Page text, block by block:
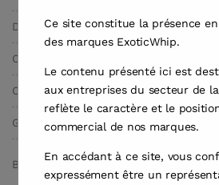
Dimensions
Capacité
Catégorie
Gaz
Boîtier
Ce site constitue la présence
des marques ExoticWhip.
Le contenu présenté ici est
aux entreprises du secteur de
reflète le caractère et le
commercial de nos marques.
En accédant à ce site, vous
expressément être un